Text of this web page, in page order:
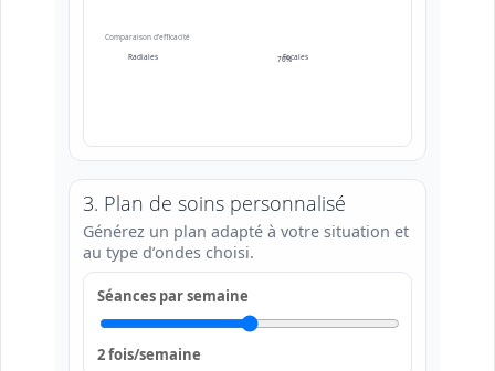
Comparaison d’efficacité
Radiales 70%Focales
3. Plan de soins personnalisé
Générez un plan adapté à votre situation et
au type d’ondes choisi.
Séances par semaine
2 fois/semaine